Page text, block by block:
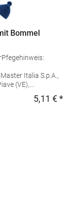
Bommel
Italia S.p.A.,
(VE),
5,11 € *